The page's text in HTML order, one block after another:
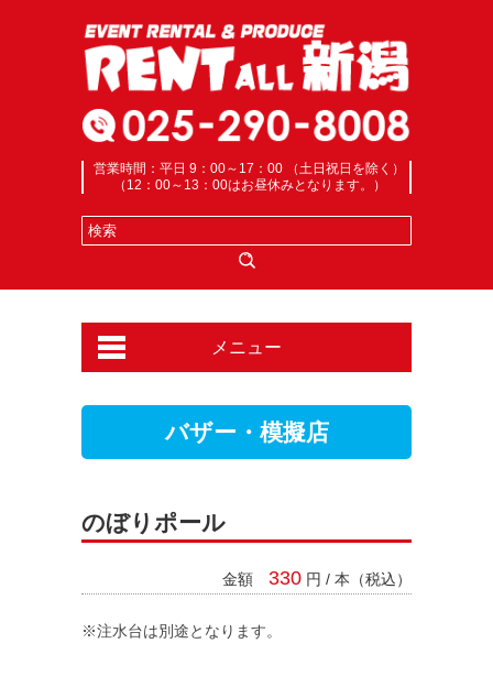
営業時間：平日 9：00～17：00 （土日祝日を除く）
（12：00～13：00はお昼休みとなります。）
メニュー
バザー・模擬店
のぼりポール
金額 330 円 / 本（税込）
※注水台は別途となります。